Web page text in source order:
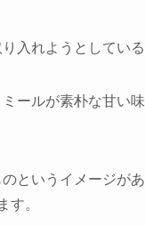
入れようとしている
ールが素朴な甘い
というイメージが
す。